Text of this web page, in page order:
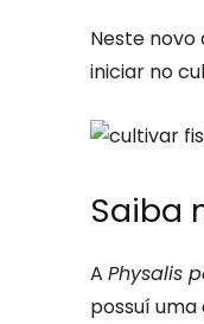
Neste
iniciar no
Saiba
A Physalis
possuí